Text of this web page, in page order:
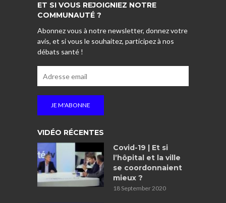
ET SI VOUS REJOIGNIEZ NOTRE
COMMUNAUTÉ ?
Abonnez vous à notre newsletter, donnez votre
avis, et si vous le souhaitez, participez à nos
débats santé !
VIDÉO RÉCENTES
Covid-19 | Et si
l’hôpital et la ville
se coordonnaient
mieux ?
18 September 2020